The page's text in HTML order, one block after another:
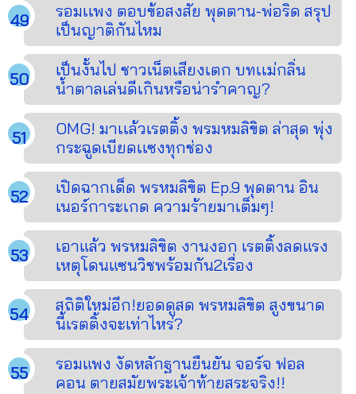
รอมเเพง ตอบข้อสงสัย พุดตาน-พ่อริด สรุป
เป็นญาติกันไหม
เป็นงั้นไป ชาวเน็ตเสียงเตก บทเเม่กลิ่น
น้ำตาลเล่นดีเกินหรือน่ารำคาญ?
OMG! มาเเล้วเรตติ้ง พรมหมลิขิต ล่าสุด พุ่ง
กระฉูดเบียดเเซงทุกช่อง
เปิดฉากเด็ด พรหมลิขิต Ep.9 พุดตาน อิน
เนอร์การะเกด ความร้ายมาเต็มๆ!
เอาแล้ว พรหมลิขิต งานงอก เรตติ้งลดแรง
เหตุโดนแซนวิชพร้อมกัน2เรื่อง
สถิติใหม่อีก!ยอดดูสด พรหมลิขิต สูงขนาด
นี้เรตติ้งจะเท่าไหร่?
รอมแพง งัดหลักฐานยืนยัน จอร์จ ฟอล
คอน ตายสมัยพระเจ้าท้ายสระจริง!!